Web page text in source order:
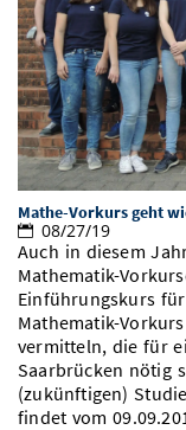
Vom Studium
Study
Bibliothek
Open Science/
Start-ups
IT-
Ranking
Zahlen &
Preise,
Kontakt
SIC
SIC Podcast
Anfahrt
Termine,
Alumni
Mathe-Vorkurs geht
08/27/19
Auch in diesem
Mathematik-
Einführungskurs
Mathematik-
vermitteln, die für
Saarbrücken nötig
(zukünftigen)
findet vom